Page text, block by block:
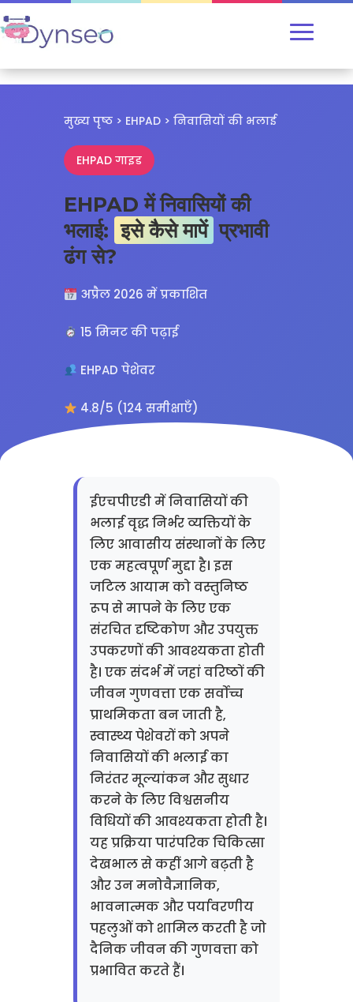
मुख्य पृष्ठ> EHPAD> निवासियों की भलाई
EHPAD गाइड
EHPAD में निवासियों की
भलाई: इसे कैसे मापें प्रभावी
ढंग से?
अप्रैल 2026 में प्रकाशित
15 मिनट की पढ़ाई
EHPAD पेशेवर
4.8/5 (124 समीक्षाएँ)
ईएचपीएडी में निवासियों की
भलाई वृद्ध निर्भर व्यक्तियों के
लिए आवासीय संस्थानों के लिए
एक महत्वपूर्ण मुद्दा है। इस
जटिल आयाम को वस्तुनिष्ठ
रूप से मापने के लिए एक
संरचित दृष्टिकोण और उपयुक्त
उपकरणों की आवश्यकता होती
है। एक संदर्भ में जहां वरिष्ठों की
जीवन गुणवत्ता एक सर्वोच्च
प्राथमिकता बन जाती है,
स्वास्थ्य पेशेवरों को अपने
निवासियों की भलाई का
निरंतर मूल्यांकन और सुधार
करने के लिए विश्वसनीय
विधियों की आवश्यकता होती है।
यह प्रक्रिया पारंपरिक चिकित्सा
देखभाल से कहीं आगे बढ़ती है
और उन मनोवैज्ञानिक,
भावनात्मक और पर्यावरणीय
पहलुओं को शामिल करती है जो
दैनिक जीवन की गुणवत्ता को
प्रभावित करते हैं।